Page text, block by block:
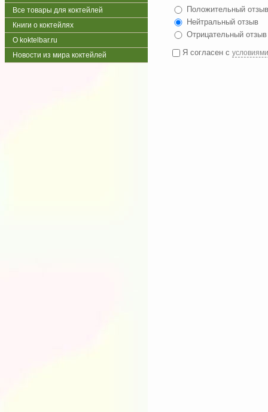
Все товары для коктейлей
Книги о коктейлях
О koktelbar.ru
Новости из мира коктейлей
Положительный отзыв
Нейтральный отзыв
Отрицательный отзыв
Я согласен с